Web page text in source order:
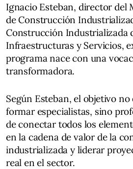
Ignacio Esteban, director del
de Construcción
Construcción Industrializada
Infraestructuras y Servicios,
programa nace con una
transformadora.
Según Esteban, el objetivo
formar especialistas, sino
de conectar todos los
en la cadena de valor de la
industrializada y liderar
real en el sector.